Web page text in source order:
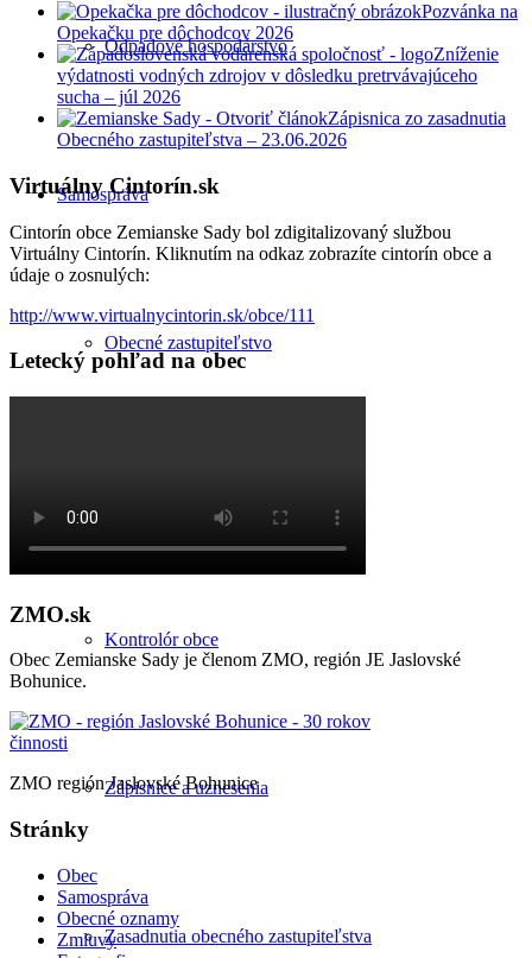
Odpadové hospodárstvo
Samospráva
Obecné zastupiteľstvo
Kontrolór obce
Zápisnice a uznesenia
Zasadnutia obecného zastupiteľstva
Pozvánka na
Opekačku pre dôchodcov 2026
Zníženie
výdatnosti vodných zdrojov v dôsledku pretrvávajúceho
sucha – júl 2026
Zápisnica zo zasadnutia
Obecného zastupiteľstva – 23.06.2026
Virtuálny Cintorín.sk
Cintorín obce Zemianske Sady bol zdigitalizovaný službou
Virtuálny Cintorín. Kliknutím na odkaz zobrazíte cintorín obce a
údaje o zosnulých:
http://www.virtualnycintorin.sk/obce/111
Letecký pohľad na obec
ZMO.sk
Obec Zemianske Sady je členom ZMO, región JE Jaslovské
Bohunice.
ZMO región Jaslovské Bohunice
Stránky
Obec
Samospráva
Obecné oznamy
Zmluvy